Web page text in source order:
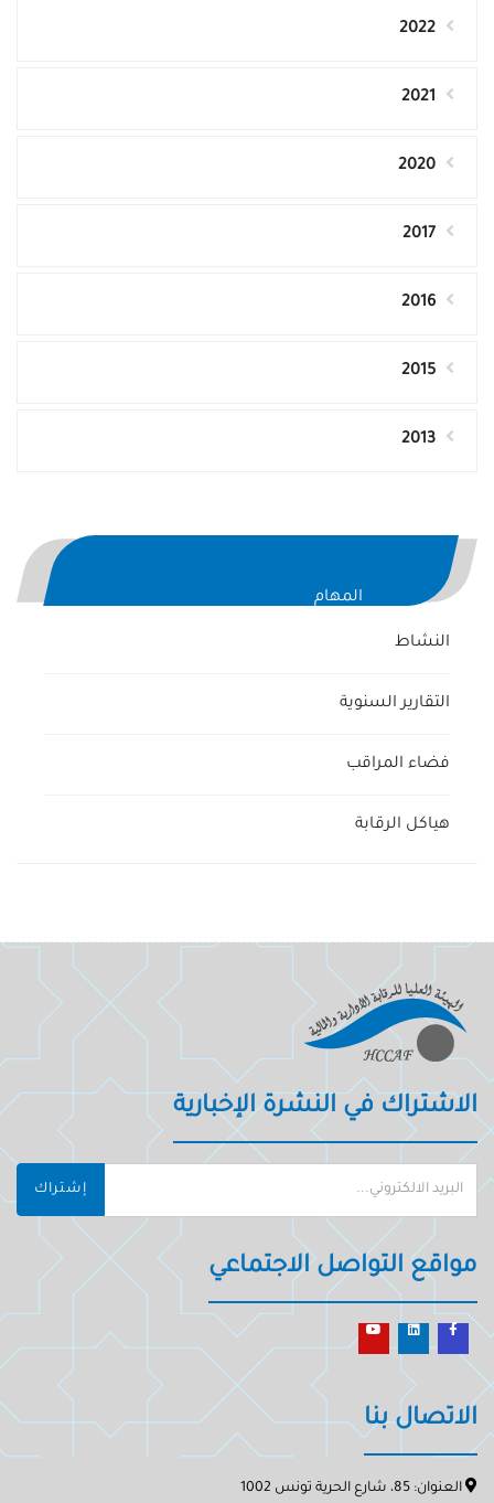
2022
2021
2020
2017
2016
2015
2013
المهام
النشاط
التقارير السنوية
فضاء المراقب
هياكل الرقابة
الاشتراك في النشرة الإخبارية
إشتراك
مواقع التواصل الاجتماعي
الاتصال بنا
العنوان: 85، شارع الحرية تونس 1002